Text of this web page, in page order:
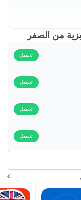
من الصفر
تحميل
تحميل
تحميل
تحميل